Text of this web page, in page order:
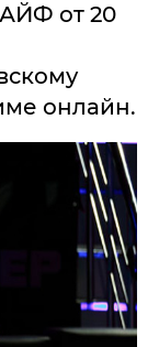
от 20
онлайн.